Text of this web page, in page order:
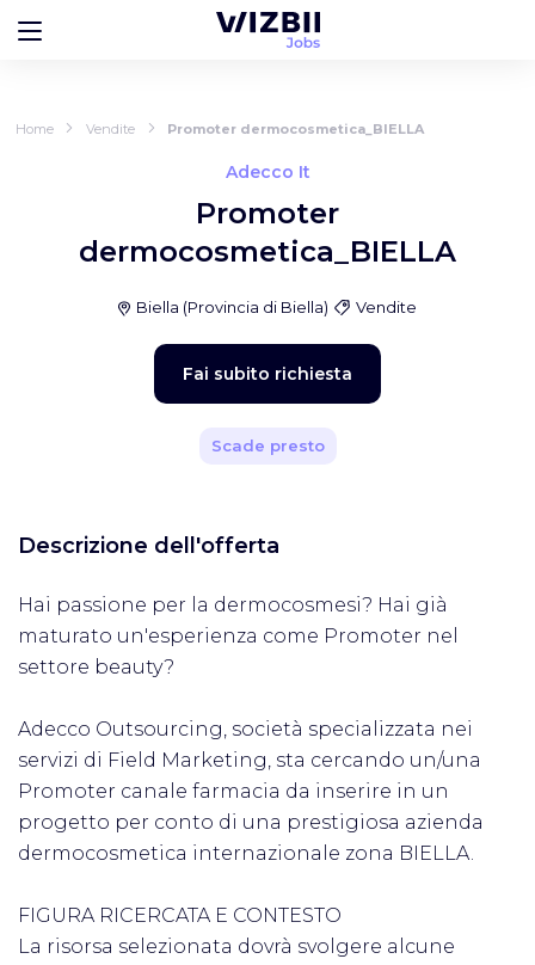
Home Vendite Promoter dermocosmetica_BIELLA
Adecco It
Promoter
dermocosmetica_BIELLA
Biella (Provincia di Biella) Vendite
Fai subito richiesta
Scade presto
Descrizione dell'offerta
Hai passione per la dermocosmesi? Hai già
maturato un'esperienza come Promoter nel
settore beauty?
Adecco Outsourcing, società specializzata nei
servizi di Field Marketing, sta cercando un/una
Promoter canale farmacia da inserire in un
progetto per conto di una prestigiosa azienda
dermocosmetica internazionale zona BIELLA.
FIGURA RICERCATA E CONTESTO
La risorsa selezionata dovrà svolgere alcune